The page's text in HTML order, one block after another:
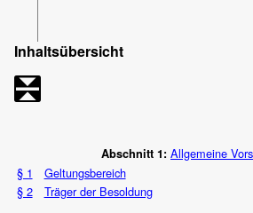
Inhaltsübersicht
Abschnitt 1: Allgemeine
§ 1
Geltungsbereich
§ 2
Träger der Besoldung